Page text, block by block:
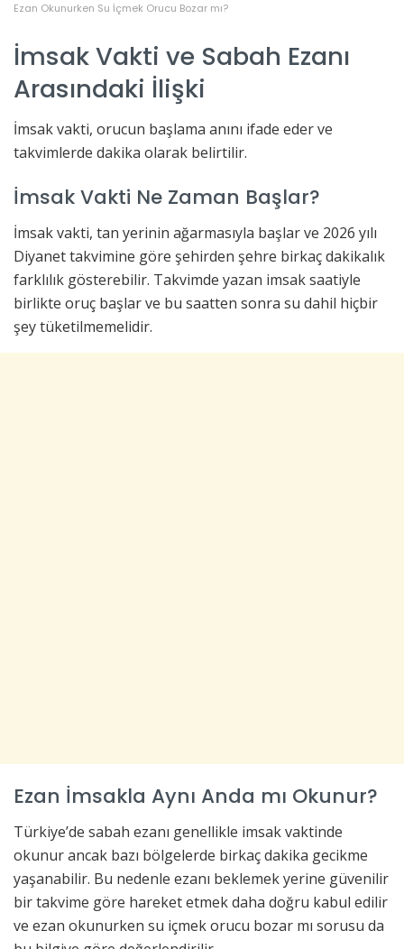
Ezan Okunurken Su İçmek Orucu Bozar mı?
İmsak Vakti ve Sabah Ezanı
Arasındaki İlişki
İmsak vakti, orucun başlama anını ifade eder ve
takvimlerde dakika olarak belirtilir.
İmsak Vakti Ne Zaman Başlar?
İmsak vakti, tan yerinin ağarmasıyla başlar ve 2026 yılı
Diyanet takvimine göre şehirden şehre birkaç dakikalık
farklılık gösterebilir. Takvimde yazan imsak saatiyle
birlikte oruç başlar ve bu saatten sonra su dahil hiçbir
şey tüketilmemelidir.
Ezan İmsakla Aynı Anda mı Okunur?
Türkiye’de sabah ezanı genellikle imsak vaktinde
okunur ancak bazı bölgelerde birkaç dakika gecikme
yaşanabilir. Bu nedenle ezanı beklemek yerine güvenilir
bir takvime göre hareket etmek daha doğru kabul edilir
ve ezan okunurken su içmek orucu bozar mı sorusu da